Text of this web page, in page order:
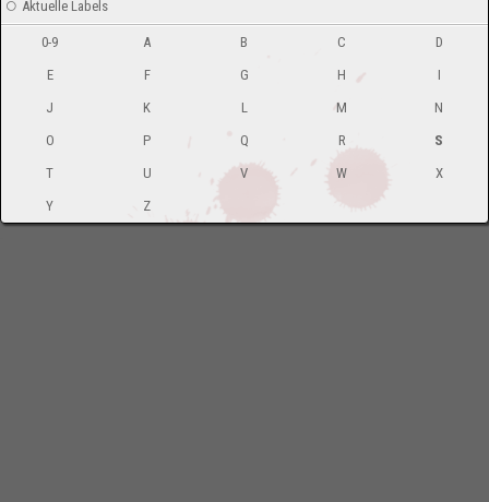
Aktuelle Labels
0-9 A B C
D
E
F G H
I
J
K L M
N
O
P Q R
S
T
U V W
X
Y
Z